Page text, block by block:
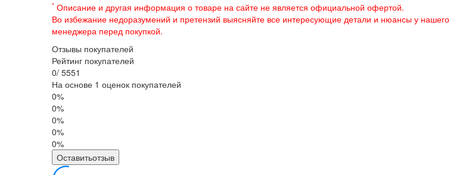
* Описание и другая информация о товаре на сайте не является официальной офертой.
Во избежание недоразумений и претензий выясняйте все интересующие детали и нюансы у нашего
менеджера перед покупкой.
Отзывы покупателей
Рейтинг покупателей
0/ 5551
На основе 1 оценок покупателей
0%
0%
0%
0%
0%
Оставитьотзыв